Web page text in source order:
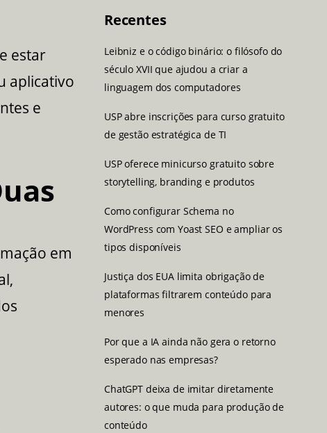
estar
aplicativo
e
em
Recentes
Leibniz e o código binário: o filósofo do
século XVII que ajudou a criar a
linguagem dos computadores
USP abre inscrições para curso gratuito
de gestão estratégica de TI
USP oferece minicurso gratuito sobre
storytelling, branding e produtos
Como configurar Schema no
WordPress com Yoast SEO e ampliar os
tipos disponíveis
Justiça dos EUA limita obrigação de
plataformas filtrarem conteúdo para
menores
Por que a IA ainda não gera o retorno
esperado nas empresas?
ChatGPT deixa de imitar diretamente
autores: o que muda para produção de
conteúdo